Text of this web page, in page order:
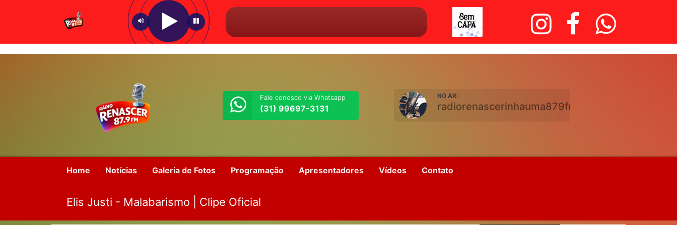
Fale conosco via Whatsapp
(31) 99697-3131
NO AR:
radiorenascerinhauma879fm.com.br
Home Notícias Galeria de Fotos Programação Apresentadores Vídeos Contato
Elis Justi - Malabarismo | Clipe Oficial